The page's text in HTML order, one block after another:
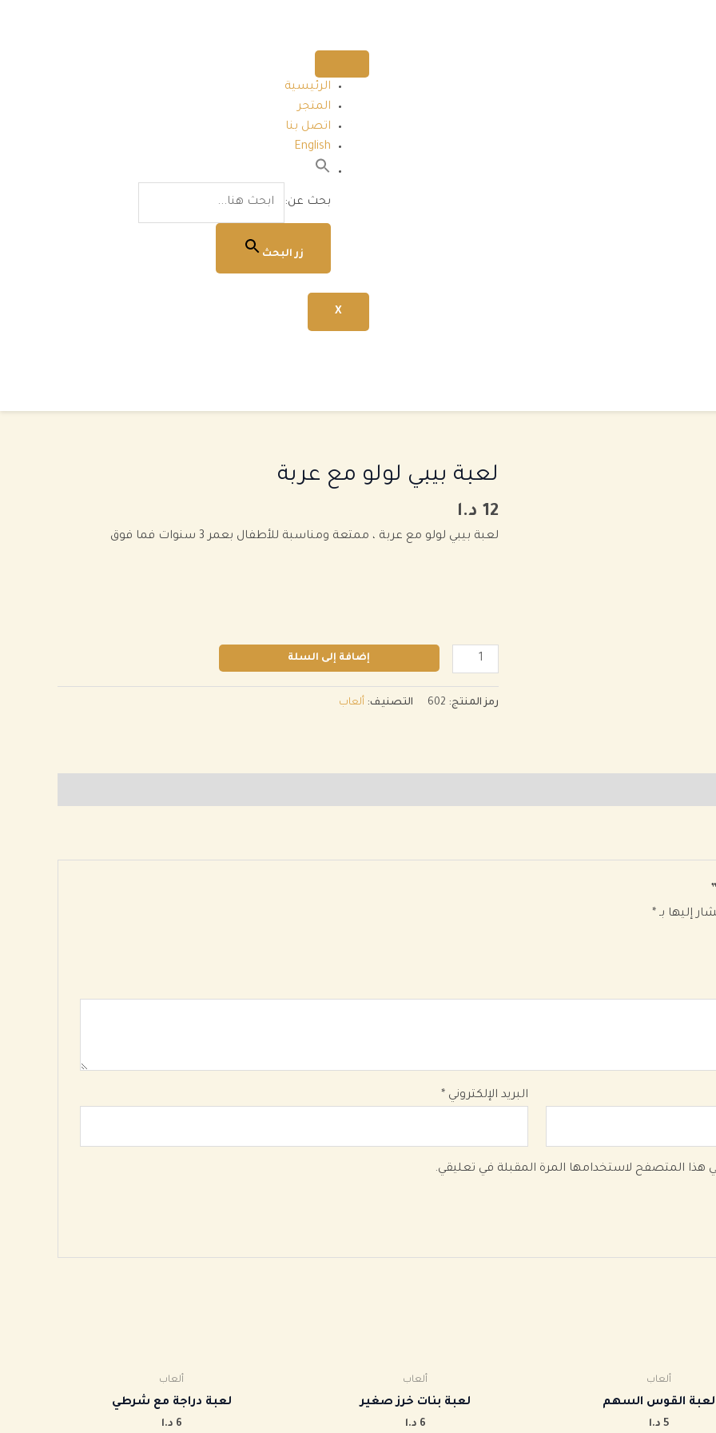
الرئيسية
المتجر
اتصل بنا
English
بحث عن:
زر البحث
X
‏لعبة بيبي لولو مع عربة
12 د.ا
‏لعبة بيبي لولو مع عربة ، ممتعة ومناسبة للأطفال بعمر 3 سنوات فما فوق
كمية
بيبي
لولو
إضافة إلى السلة
رمز المنتج: 602 التصنيف: ألعاب
إليها بـ *
البريد الإلكتروني *
هذا المتصفح لاستخدامها المرة المقبلة في تعليقي.
ألعاب
‏لعبة القوس السهم
5 د.ا
ألعاب
لعبة بنات خرز صغير
6 د.ا
ألعاب
‏لعبة دراجة مع شرطي
6 د.ا